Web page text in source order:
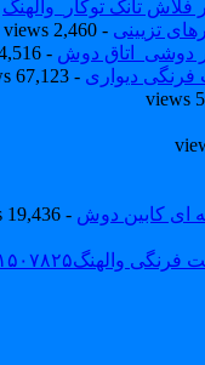
تانک توکار_والهنگ
تزیینی - 2,460 views
دوشی_اتاق دوش - 4,516 views
فرنگی دیواری - 67,123 views
ای کابین دوش - 19,436 views